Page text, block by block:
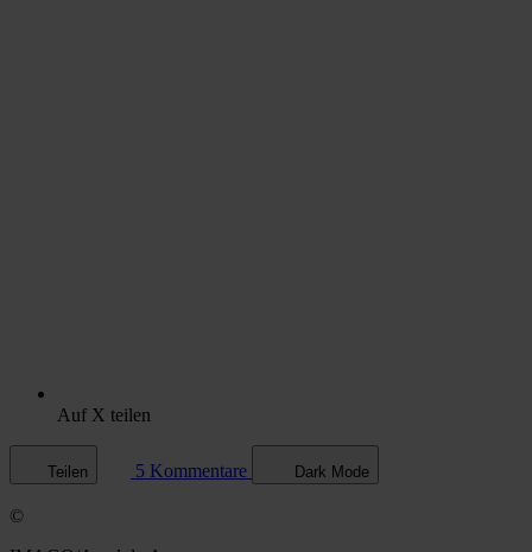
Auf X teilen
Teilen 5 Kommentare Dark Mode
©